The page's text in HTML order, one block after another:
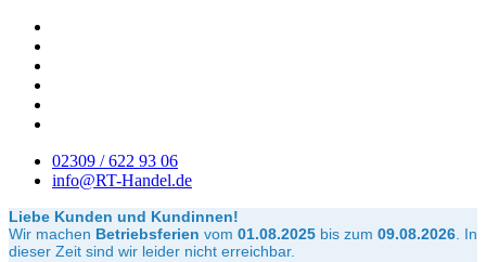
02309 / 622 93 06
info@RT-Handel.de
Liebe Kunden und Kundinnen!
Wir machen Betriebsferien vom 01.08.2025 bis zum 09.08.2026 In
dieser Zeit sind wir leider nicht erreichbar.